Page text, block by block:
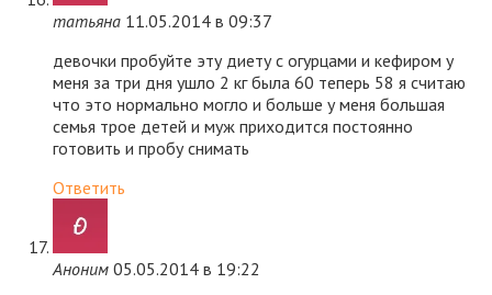
татьяна 11.05.2014 в 09:37
девочки пробуйте эту диету с огурцами и кефиром у
меня за три дня ушло 2 кг была 60 теперь 58 я считаю
что это нормально могло и больше у меня большая
семья трое детей и муж приходится постоянно
готовить и пробу снимать
Ответить
Аноним 05.05.2014 в 19:22